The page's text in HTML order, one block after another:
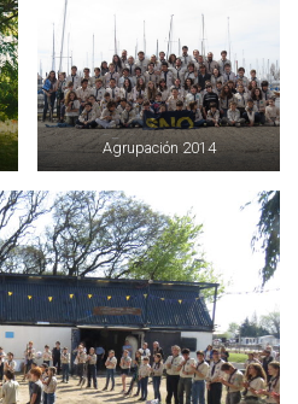
Agrupación 2014